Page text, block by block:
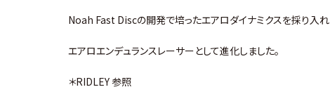
Noah Fast Discの開発で培ったエアロダイナミクスを採り入れ
エアロエンデュランスレーサーとして進化しました。
＊RIDLEY 参照